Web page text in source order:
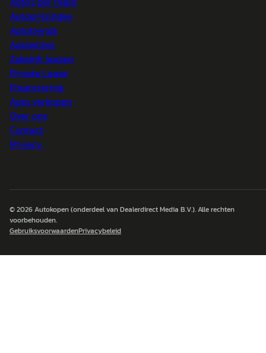
Autoprijsindex
Autotrends
Autowijzer
Zakelijk leasen
Private Lease
Financiering
Auto verkopen
Over ons
Contact
Privacy
© 2026Autokopen(onderdeel van Dealerdirect Media B.V.). Alle rechten
voorbehouden.
GebruiksvoorwaardenPrivacybeleid